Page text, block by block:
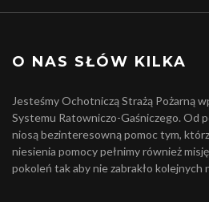
O NAS SŁÓW KILKA
Jesteśmy Ochotniczą Strażą Pożarną
Systemu Ratowniczo-Gaśniczego. Od
niosą bezinteresowną pomoc tym,
niesienia pomocy pełnimy również
pokoleń tak aby nie zabrakło kolejnych